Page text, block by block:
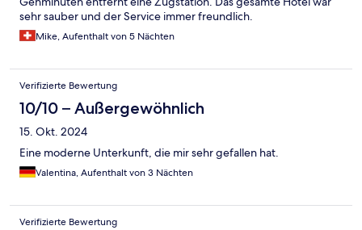
sehr sauber und der Service immer freundlich.
Mike, Aufenthalt von 5 Nächten
Verifizierte Bewertung
10/10 – Außergewöhnlich
15. Okt. 2024
Eine moderne Unterkunft, die mir sehr gefallen hat.
Valentina, Aufenthalt von 3 Nächten
Verifizierte Bewertung